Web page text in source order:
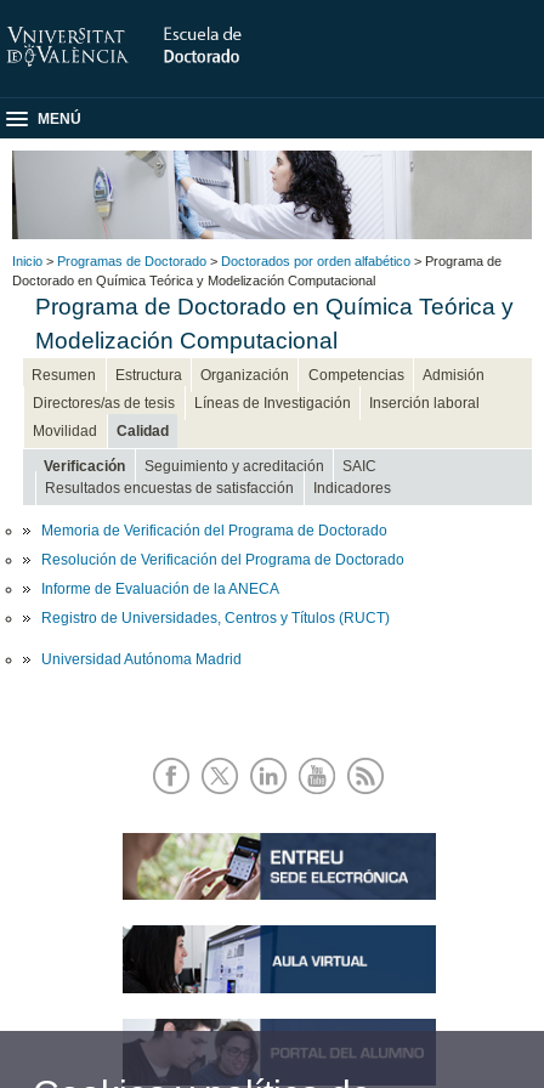
MENÚ
Inicio > Programas de Doctorado > Doctorados por orden alfabético > Programa de
Doctorado en Química Teórica y Modelización Computacional
Programa de Doctorado en Química Teórica y
Modelización Computacional
Resumen Estructura Organización Competencias
Admisión
Directores/as de tesis
Líneas de Investigación
Inserción laboral
Movilidad
Calidad
Verificación Seguimiento y acreditación
SAIC
Resultados encuestas de satisfacción
Indicadores
Memoria de Verificación del Programa de Doctorado
Resolución de Verificación del Programa de Doctorado
Informe de Evaluación de la ANECA
Registro de Universidades, Centros y Títulos (RUCT)
Universidad Autónoma Madrid